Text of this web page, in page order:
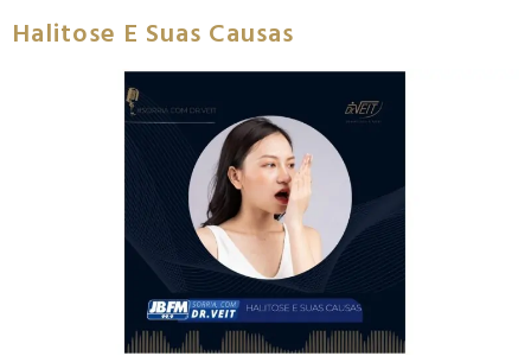
Halitose E Suas Causas